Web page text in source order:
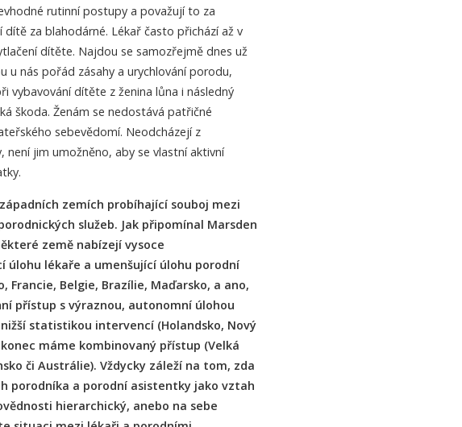
rutinní postupy a považují to za
za blahodárné. Lékař často přichází až v
dítěte. Najdou se samozřejmě dnes už
u nás pořád zásahy a urychlování porodu,
vybavování dítěte z ženina lůna i následný
škoda. Ženám se nedostává patřičné
sebevědomí. Neodcházejí z
není jim umožněno, aby se vlastní aktivní
zemích probíhající souboj mezi
služeb. Jak připomínal Marsden
země nabízejí vysoce
úlohu lékaře a umenšující úlohu porodní
Francie, Belgie, Brazílie, Maďarsko, a ano,
přístup s výraznou, autonomní úlohou
statistikou intervencí (Holandsko, Nový
máme kombinovaný přístup (Velká
či Austrálie). Vždycky záleží na tom, zda
porodníka a porodní asistentky jako vztah
hierarchický, anebo na sebe